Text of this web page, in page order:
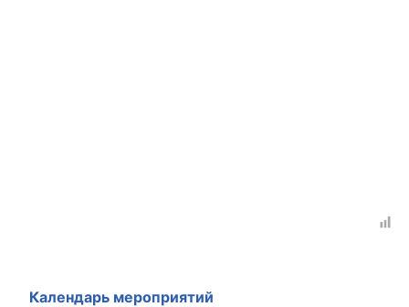
Календарь мероприятий